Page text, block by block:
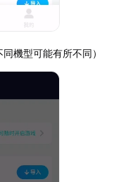
機型可能有所不同）